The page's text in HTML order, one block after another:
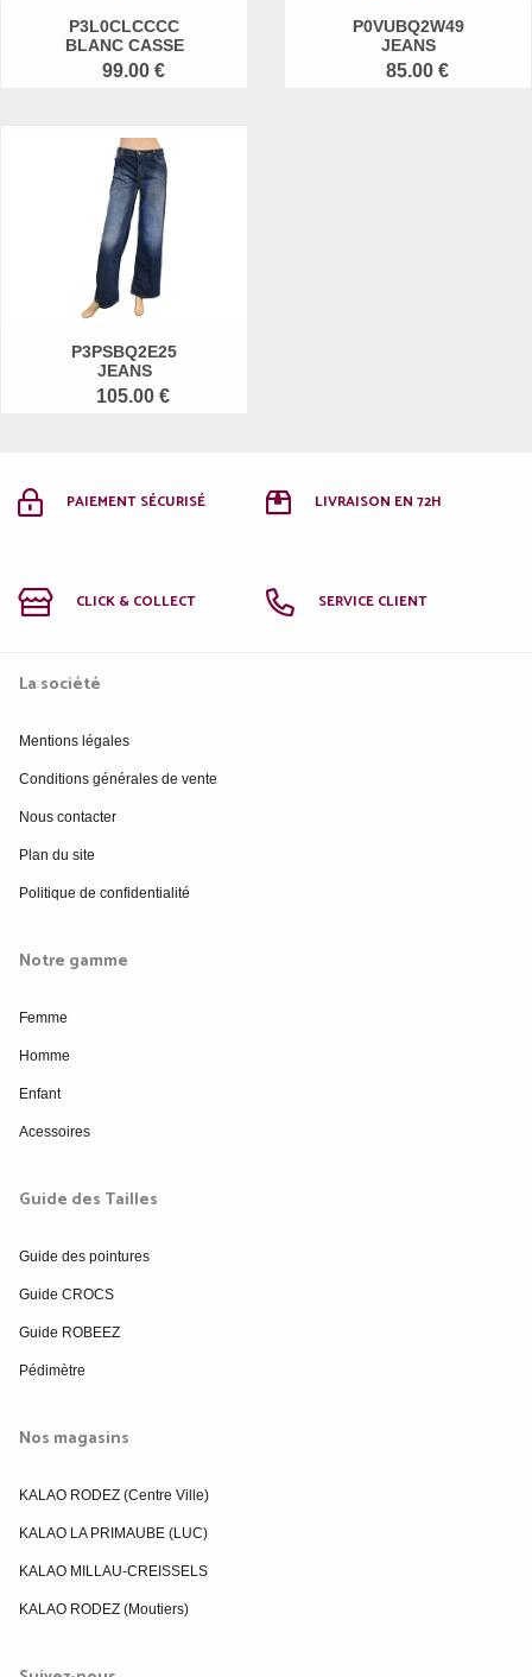
P3L0CLCCCC
BLANC CASSE
99.00 €
P0VUBQ2W49
JEANS
85.00 €
P3PSBQ2E25
JEANS
105.00 €
PAIEMENT SÉCURISÉ LIVRAISON EN 72H
CLICK & COLLECT SERVICE CLIENT
La société
Mentions légales
Conditions générales de vente
Nous contacter
Plan du site
Politique de confidentialité
Notre gamme
Femme
Homme
Enfant
Acessoires
Guide des Tailles
Guide des pointures
Guide CROCS
Guide ROBEEZ
Pédimètre
Nos magasins
KALAO RODEZ (Centre Ville)
KALAO LA PRIMAUBE (LUC)
KALAO MILLAU-CREISSELS
KALAO RODEZ (Moutiers)